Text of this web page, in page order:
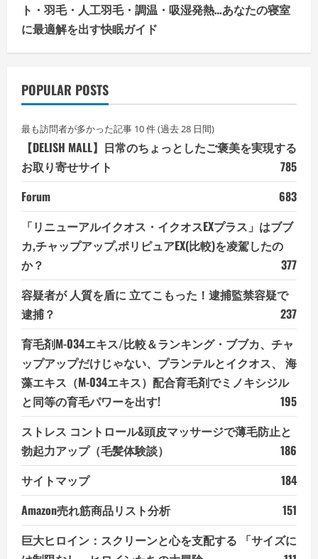
ト・羽毛・人工羽毛・調温・吸湿発熱…あなたの寝室
に最適解を出す快眠ガイド
POPULAR POSTS
最も訪問者が多かった記事 10 件 (過去 28 日間)
【DELISH MALL】日常のちょっとしたご褒美を実現する
お取り寄せサイト
785
Forum
683
「リニューアルイクオス・イクオスEXプラス」はブブ
カ,チャップアップ,ポリピュアEX(比較)を凌駕したの
か？
377
容疑者が 人質を盾に 立てこもった！逮捕監禁容疑で
逮捕？
237
育毛剤M-034エキス/比較＆ランキング・ブブカ、チャ
ップアップだけじゃない、プランテルとイクオス、 海
藻エキス（M-034エキス）配合育毛剤でミノキシジル
と同等の育毛パワーを出す!
195
ストレス コントロール&頭皮マッサージで薄毛防止と
勃起力アップ（毛髪体験談）
186
サイトマップ
184
Amazon売れ筋商品リスト分析
151
巨大ヒロイン：スクリーンと心を支配する 「サイズに